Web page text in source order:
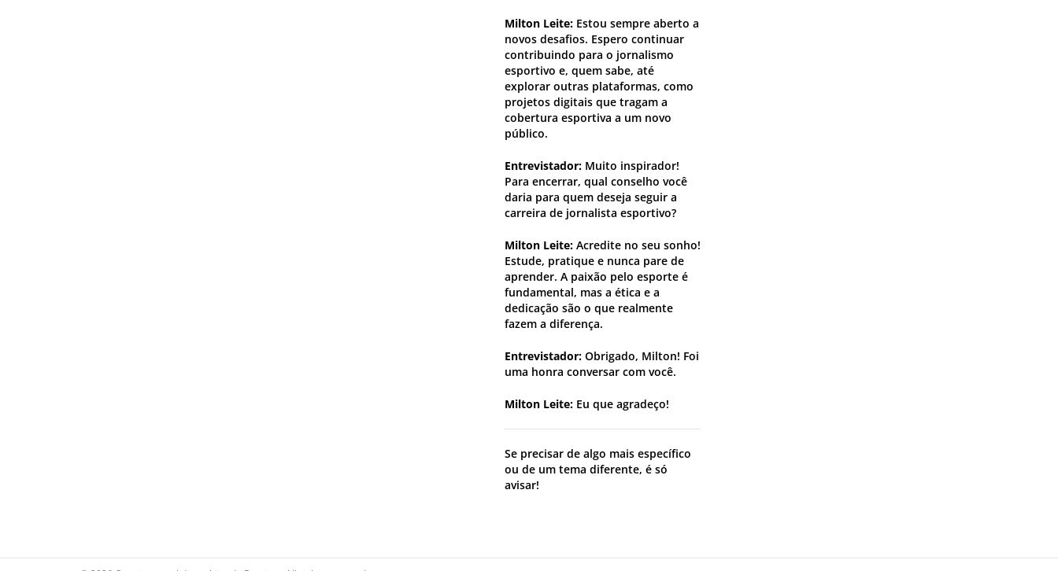
Milton Leite:Estou sempre aberto a
novos desafios. Espero continuar
contribuindo para o jornalismo
esportivo e, quem sabe, até
explorar outras plataformas, como
projetos digitais que tragam a
cobertura esportiva a um novo
público.
Entrevistador:Muito inspirador!
Para encerrar, qual conselho você
daria para quem deseja seguir a
carreira de jornalista esportivo?
Milton Leite:Acredite no seu sonho!
Estude, pratique e nunca pare de
aprender. A paixão pelo esporte é
fundamental, mas a ética e a
dedicação são o que realmente
fazem a diferença.
Entrevistador:Obrigado, Milton! Foi
uma honra conversar com você.
Milton Leite:Eu que agradeço!
Se precisar de algo mais específico
ou de um tema diferente, é só
avisar!